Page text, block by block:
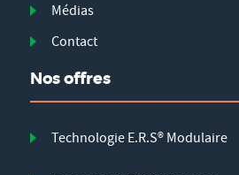
Médias
Contact
Nos offres
Technologie E.R.S® Modulaire